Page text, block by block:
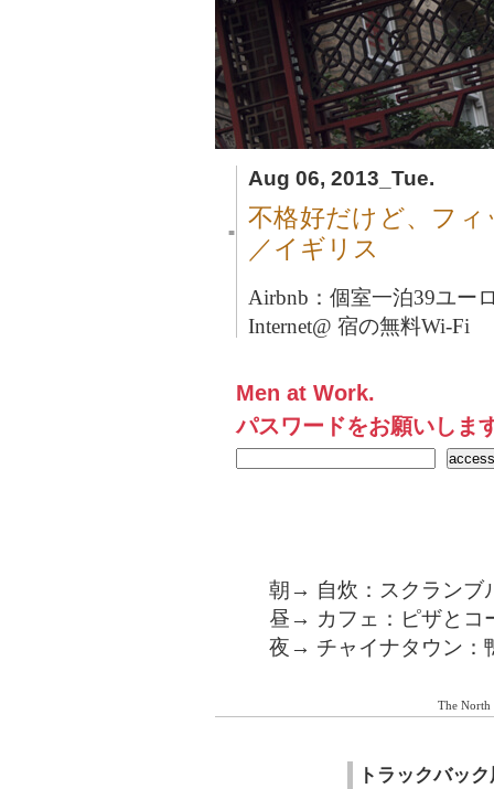
Aug 06, 2013_Tue.
■
不格好だけど、フ
／イギリス
Airbnb：個室一泊39ユー
Internet@ 宿の無料Wi-Fi
Men at Work.
パスワードをお願いしま
朝→ 自炊：スクランブ
昼→ カフェ：ピザとコ
夜→ チャイナタウン：
The North
トラックバッ